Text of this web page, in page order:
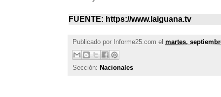
FUENTE: https://www.laiguana.tv
Publicado por Informe25.com el martes,
Sección: Nacionales